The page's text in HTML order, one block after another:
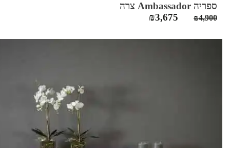
ספריה Ambassador צרה
₪4,900
המחיר
היה:
₪3,675
הוא: